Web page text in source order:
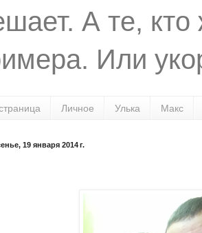
А те,
Или
Личное Улька Макс
19 января 2014 г.